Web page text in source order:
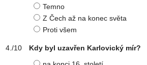
Temno
Z Čech až na konec světa
Proti všem
Kdy byl uzavřen Karlovický mír?